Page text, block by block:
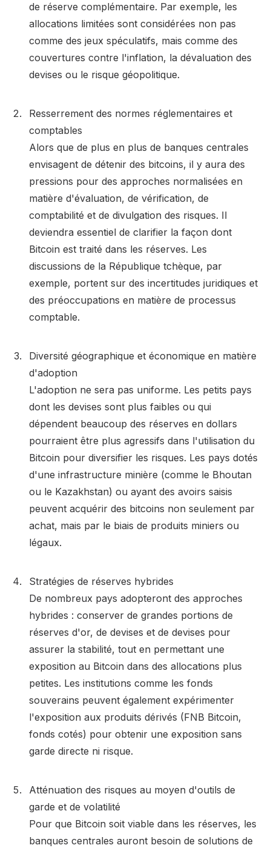
de réserve complémentaire. Par exemple, les
allocations limitées sont considérées non pas
comme des jeux spéculatifs, mais comme des
couvertures contre l'inflation, la dévaluation des
devises ou le risque géopolitique.
Resserrement des normes réglementaires et
comptables
Alors que de plus en plus de banques centrales
envisagent de détenir des bitcoins, il y aura des
pressions pour des approches normalisées en
matière d'évaluation, de vérification, de
comptabilité et de divulgation des risques. Il
deviendra essentiel de clarifier la façon dont
Bitcoin est traité dans les réserves. Les
discussions de la République tchèque, par
exemple, portent sur des incertitudes juridiques et
des préoccupations en matière de processus
comptable.
Diversité géographique et économique en matière
d'adoption
L'adoption ne sera pas uniforme. Les petits pays
dont les devises sont plus faibles ou qui
dépendent beaucoup des réserves en dollars
pourraient être plus agressifs dans l'utilisation du
Bitcoin pour diversifier les risques. Les pays dotés
d'une infrastructure minière (comme le Bhoutan
ou le Kazakhstan) ou ayant des avoirs saisis
peuvent acquérir des bitcoins non seulement par
achat, mais par le biais de produits miniers ou
légaux.
Stratégies de réserves hybrides
De nombreux pays adopteront des approches
hybrides : conserver de grandes portions de
réserves d'or, de devises et de devises pour
assurer la stabilité, tout en permettant une
exposition au Bitcoin dans des allocations plus
petites. Les institutions comme les fonds
souverains peuvent également expérimenter
l'exposition aux produits dérivés (FNB Bitcoin,
fonds cotés) pour obtenir une exposition sans
garde directe ni risque.
Atténuation des risques au moyen d'outils de
garde et de volatilité
Pour que Bitcoin soit viable dans les réserves, les
banques centrales auront besoin de solutions de